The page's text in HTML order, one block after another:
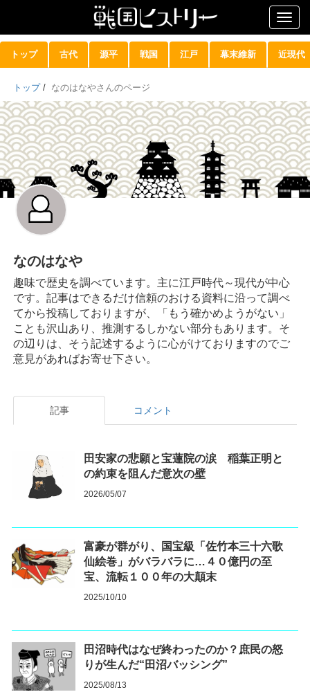
トップ 古代 源平 戦国 江戸 幕末維新 近現代
トップ / なのはなやさんのページ
なのはなや
趣味で歴史を調べています。主に江戸時代～現代が中心
です。記事はできるだけ信頼のおける資料に沿って調べ
てから投稿しておりますが、「もう確かめようがない」
ことも沢山あり、推測するしかない部分もあります。そ
の辺りは、そう記述するように心がけておりますのでご
意見があればお寄せ下さい。
記事 コメント
田安家の悲願と宝蓮院の涙 稲葉正明と
の約束を阻んだ意次の壁
2026/05/07
富豪が群がり、国宝級「佐竹本三十六歌
仙絵巻」がバラバラに…４０億円の至
宝、流転１００年の大顛末
2025/10/10
田沼時代はなぜ終わったのか？庶民の怒
りが生んだ“田沼バッシング”
2025/08/13